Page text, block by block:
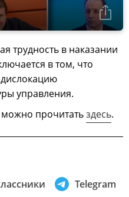
трудность в наказании
в том, что
управления.
прочитатьздесь.
Telegram